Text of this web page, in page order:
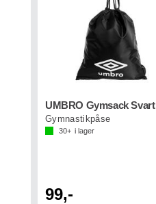
UMBRO Gymsack Svart
Gymnastikpåse
30+ i lager
99,-